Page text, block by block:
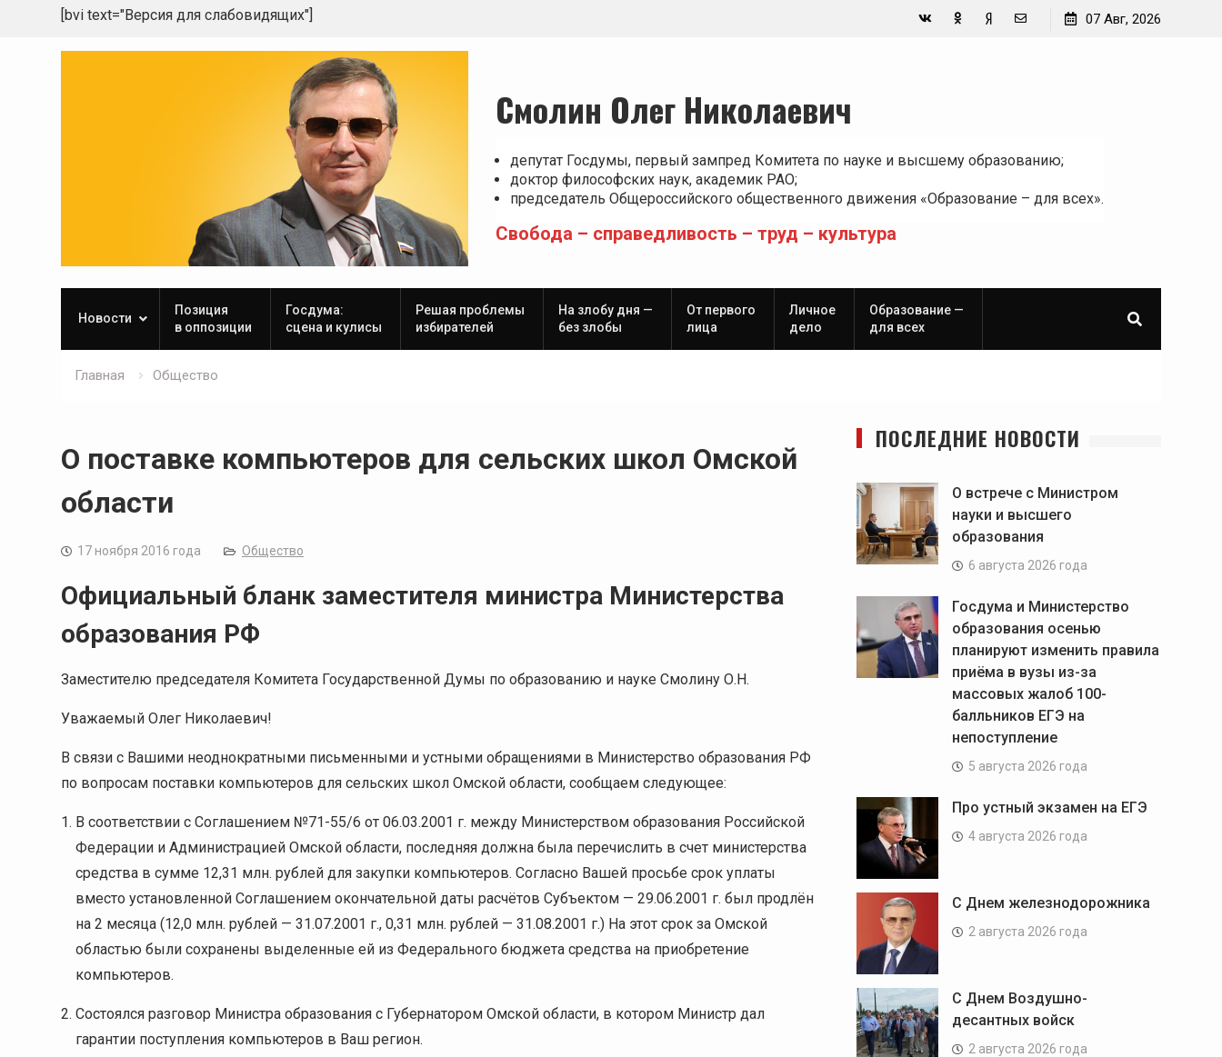
[bvi text="Версия для слабовидящих"] 07 Авг, 2026
Смолин Олег Николаевич
депутат Госдумы, первый зампред Комитета по науке и высшему образованию;
доктор философских наук, академик РАО;
председатель Общероссийского общественного движения «Образование – для всех».
Свобода – справедливость – труд – культура
Новости
Позиция
в оппозиции
Госдума:
сцена и кулисы
Решая проблемы
избирателей
На злобу дня —
без злобы
От первого
лица
Личное
дело
Образование —
для всех
Главная Общество
О поставке компьютеров для сельских школ Омской
области
17 ноября 2016 года Общество
Официальный бланк заместителя министра Министерства
образования РФ
Заместителю председателя Комитета Государственной Думы по образованию и науке Смолину О.Н.
Уважаемый Олег Николаевич!
В связи с Вашими неоднократными письменными и устными обращениями в Министерство образования РФ
по вопросам поставки компьютеров для сельских школ Омской области, сообщаем следующее:
В соответствии с Соглашением №71-55/6 от 06.03.2001 г. между Министерством образования Российской
Федерации и Администрацией Омской области, последняя должна была перечислить в счет министерства
средства в сумме 12,31 млн. рублей для закупки компьютеров. Согласно Вашей просьбе срок уплаты
вместо установленной Соглашением окончательной даты расчётов Субъектом — 29.06.2001 г. был продлён
на 2 месяца (12,0 млн. рублей — 31.07.2001 г., 0,31 млн. рублей — 31.08.2001 г.) На этот срок за Омской
областью были сохранены выделенные ей из Федерального бюджета средства на приобретение
компьютеров.
Состоялся разговор Министра образования с Губернатором Омской области, в котором Министр дал
гарантии поступления компьютеров в Ваш регион.
ПОСЛЕДНИЕ НОВОСТИ
О встрече с Министром
науки и высшего
образования
6 августа 2026 года
Госдума и Министерство
образования осенью
планируют изменить правила
приёма в вузы из-за
массовых жалоб 100-
балльников ЕГЭ на
непоступление
5 августа 2026 года
Про устный экзамен на ЕГЭ
4 августа 2026 года
С Днем железнодорожника
2 августа 2026 года
С Днем Воздушно-
десантных войск
2 августа 2026 года